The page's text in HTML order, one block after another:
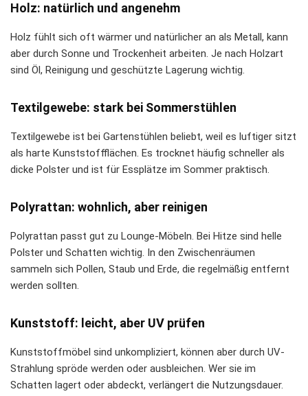
Holz: natürlich und angenehm
Holz fühlt sich oft wärmer und natürlicher an als Metall, kann
aber durch Sonne und Trockenheit arbeiten. Je nach Holzart
sind Öl, Reinigung und geschützte Lagerung wichtig.
Textilgewebe: stark bei Sommerstühlen
Textilgewebe ist bei Gartenstühlen beliebt, weil es luftiger sitzt
als harte Kunststoffflächen. Es trocknet häufig schneller als
dicke Polster und ist für Essplätze im Sommer praktisch.
Polyrattan: wohnlich, aber reinigen
Polyrattan passt gut zu Lounge-Möbeln. Bei Hitze sind helle
Polster und Schatten wichtig. In den Zwischenräumen
sammeln sich Pollen, Staub und Erde, die regelmäßig entfernt
werden sollten.
Kunststoff: leicht, aber UV prüfen
Kunststoffmöbel sind unkompliziert, können aber durch UV-
Strahlung spröde werden oder ausbleichen. Wer sie im
Schatten lagert oder abdeckt, verlängert die Nutzungsdauer.